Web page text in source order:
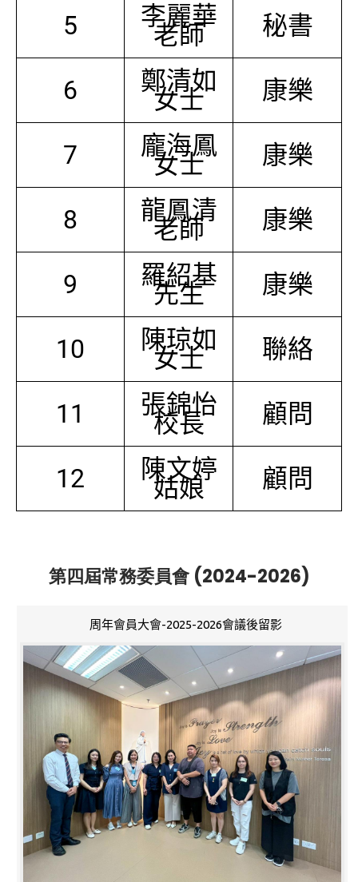
5 李麗華
老師 秘書
6 鄭清如
女士 康樂
7 龐海鳳
女士 康樂
8 龍鳳清
老師 康樂
9 羅紹基
先生 康樂
10 陳琼如
女士 聯絡
11 張錦怡
校長 顧問
12 陳文婷
姑娘 顧問
第四屆常務委員會 (2024-2026)
周年會員大會-2025-2026會議後留影